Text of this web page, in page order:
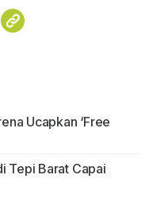
Ucapkan ‘Free
Tepi Barat Capai